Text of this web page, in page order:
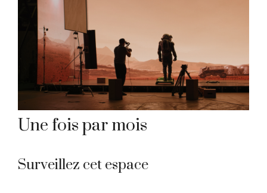
Une fois par mois
Surveillez cet espace